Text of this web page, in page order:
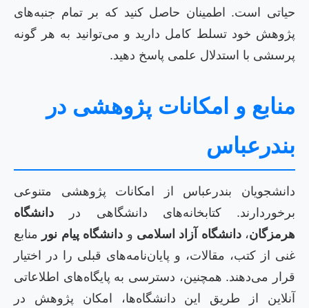
حیاتی است. اطمینان حاصل کنید که بر تمام جنبه‌های
پژوهش خود تسلط کامل دارید و می‌توانید به هر گونه
پرسشی با استدلال علمی پاسخ دهید.
منابع و امکانات پژوهشی در
بندرعباس
دانشجویان بندرعباس از امکانات پژوهشی متنوعی
برخوردارند. کتابخانه‌های دانشگاهی در دانشگاه
هرمزگان،دانشگاه آزاد اسلامی و دانشگاه پیام نور منابع
غنی از کتب، مقالات، و پایان‌نامه‌های قبلی را در اختیار
قرار می‌دهند. همچنین، دسترسی به پایگاه‌های اطلاعاتی
آنلاین از طریق این دانشگاه‌ها، امکان پژوهش در